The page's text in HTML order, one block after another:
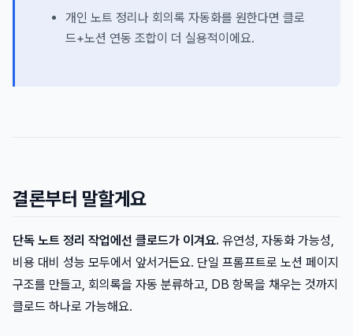
개인 노트 정리나 회의록 자동화를 원한다면 클로
드+노션 연동 조합이 더 실용적이에요.
결론부터 말할게요
단독 노트 정리 작업에선 클로드가 이겨요. 유연성, 자동화 가능성,
비용 대비 성능 모두에서 앞서거든요. 단일 프롬프트로 노션 페이지
구조를 만들고, 회의록을 자동 분류하고, DB 항목을 채우는 것까지
클로드 하나로 가능해요.